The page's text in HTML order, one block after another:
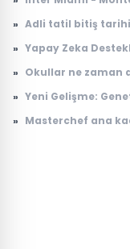
» Adli tatil bitiş tarihi
» Yapay Zeka
» Okullar ne zaman
» Yeni Gelişme:
» Masterchef ana